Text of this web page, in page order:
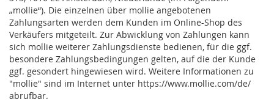
„mollie“). Die einzelnen über mollie angebotenen
Zahlungsarten werden dem Kunden im Online-Shop des
Verkäufers mitgeteilt. Zur Abwicklung von Zahlungen kann
sich mollie weiterer Zahlungsdienste bedienen, für die ggf.
besondere Zahlungsbedingungen gelten, auf die der Kunde
ggf. gesondert hingewiesen wird. Weitere Informationen zu
"mollie" sind im Internet unter https://www.mollie.com/de/
abrufbar.